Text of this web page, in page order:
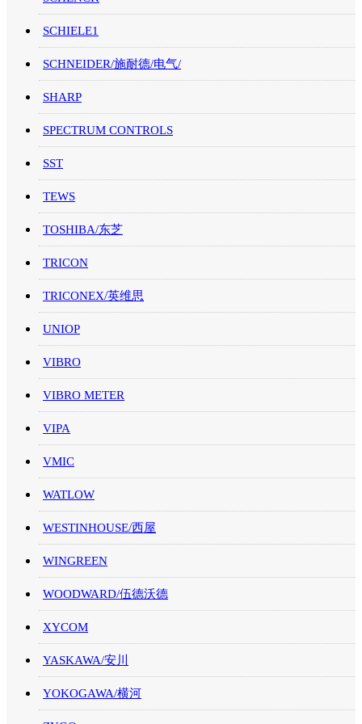
SCHIELE1
SCHNEIDER/施耐德/电气/
SHARP
SPECTRUM CONTROLS
SST
TEWS
TOSHIBA/东芝
TRICON
TRICONEX/英维思
UNIOP
VIBRO
VIBRO METER
VIPA
VMIC
WATLOW
WESTINHOUSE/西屋
WINGREEN
WOODWARD/伍德沃德
XYCOM
YASKAWA/安川
YOKOGAWA/横河